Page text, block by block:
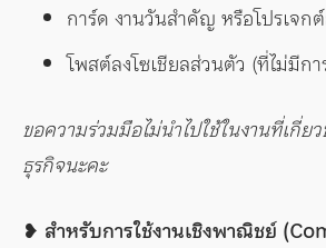
การ์ด งานวันสำคัญ หรือโปรเจก
โพสต์ลงโซเชียลส่วนตัว (ที่ไม่มีกา
ขอความร่วมมือไม่นำไปใช้ในงานที่เกี่ย
ธุรกิจนะคะ
❥ สำหรับการใช้งานเชิงพาณิชย์